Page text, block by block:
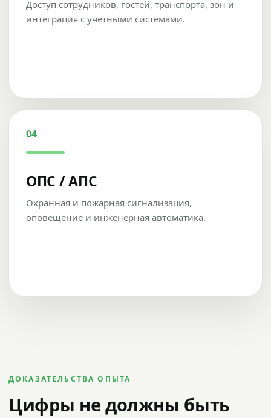
Доступ сотрудников, гостей, транспорта, зон и
интеграция с учетными системами.
04
ОПС / АПС
Охранная и пожарная сигнализация,
оповещение и инженерная автоматика.
ДОКАЗАТЕЛЬСТВА ОПЫТА
Цифры не должны быть